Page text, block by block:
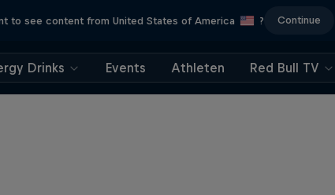
to see content from United States of America ? Continue
Drinks Events Athleten Red Bull TV